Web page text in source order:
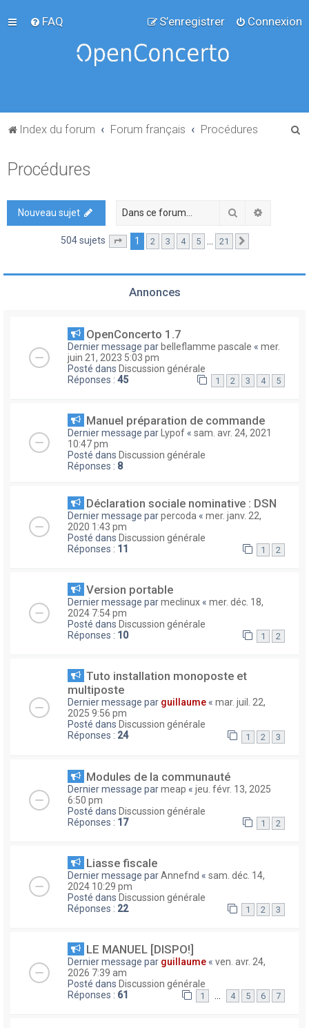
FAQ Connexion
S’enregistrer
Index du forum Forum français Procédures
Procédures
Nouveau sujet Rechercher
504 sujets Page sur21
1 2 3 4 5 … 21
Annonces
OpenConcerto 1.7
Dernier message par belleflamme pascale « mer.
juin 21, 2023 5:03 pm
Posté dans Discussion générale
Réponses : 45 1 2 3 4 5
Manuel préparation de commande
Dernier message par Lypof « sam. avr. 24, 2021
10:47 pm
Posté dans Discussion générale
Réponses : 8
Déclaration sociale nominative : DSN
Dernier message parpercoda « mer. janv. 22,
2020 1:43 pm
Posté dans Discussion générale
Réponses : 11 1 2
Version portable
Dernier message parmeclinux « mer. déc. 18,
2024 7:54 pm
Posté dans Discussion générale
Réponses : 10 1 2
Tuto installation monoposte et
multiposte
Dernier message par guillaume « mar. juil. 22,
2025 9:56 pm
Posté dans Discussion générale
Réponses : 24 1 2 3
Modules de la communauté
Dernier message parmeap « jeu. févr. 13, 2025
6:50 pm
Posté dans Discussion générale
Réponses : 17 1 2
Liasse fiscale
Dernier message parAnnefnd « sam. déc. 14,
2024 10:29 pm
Posté dans Discussion générale
Réponses : 22 1 2 3
LE MANUEL [DISPO!]
Dernier message par guillaume « ven. avr. 24,
2026 7:39 am
Posté dans Discussion générale
Réponses : 61 1 … 4 5 6 7